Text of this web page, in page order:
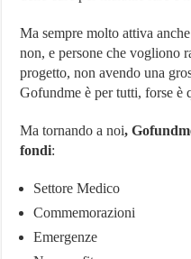
Ma sempre molto attiva
non, e persone che vogliono
progetto, non avendo una
Gofundme è per tutti, forse è
Ma tornando a noi,
fondi:
Settore Medico
Commemorazioni
Emergenze